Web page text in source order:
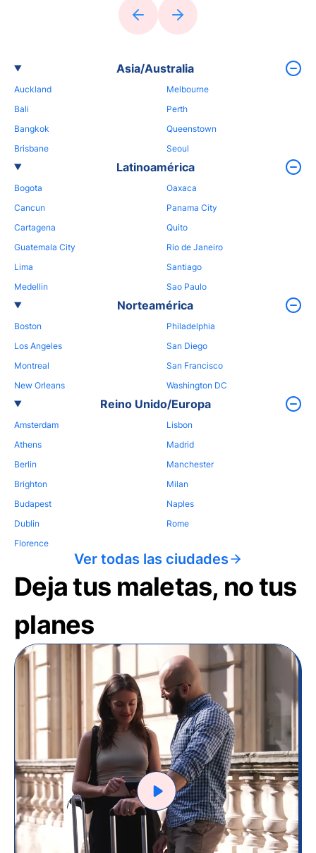
Asia/Australia
Auckland
Bali
Bangkok
Brisbane
Melbourne
Perth
Queenstown
Seoul
Latinoamérica
Bogota
Cancun
Cartagena
Guatemala City
Lima
Medellin
Oaxaca
Panama City
Quito
Rio de Janeiro
Santiago
Sao Paulo
Norteamérica
Boston
Los Angeles
Montreal
New Orleans
Philadelphia
San Diego
San Francisco
Washington DC
Reino Unido/Europa
Amsterdam
Athens
Berlin
Brighton
Budapest
Dublin
Florence
Lisbon
Madrid
Manchester
Milan
Naples
Rome
Ver todas las ciudades
Deja tus maletas, no tus
planes